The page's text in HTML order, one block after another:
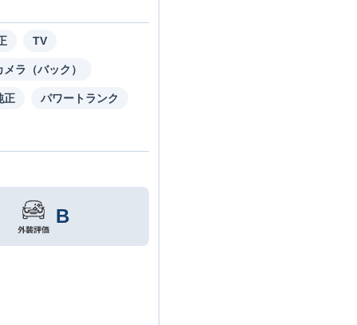
TV
メラ（バック）
正 パワートランク
B